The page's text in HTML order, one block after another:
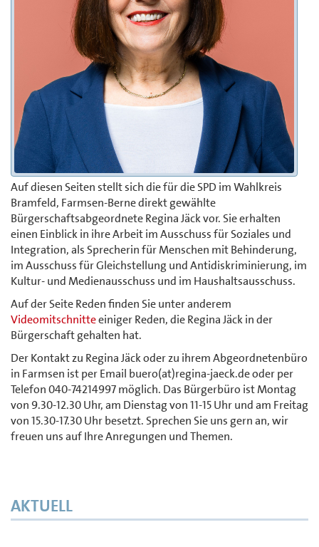
Auf diesen Seiten stellt sich die für die SPD im Wahlkreis
Bramfeld, Farmsen-Berne direkt gewählte
Bürgerschaftsabgeordnete Regina Jäck vor. Sie erhalten
einen Einblick in ihre Arbeit im Ausschuss für Soziales und
Integration, als Sprecherin für Menschen mit Behinderung,
im Ausschuss für Gleichstellung und Antidiskriminierung, im
Kultur- und Medienausschuss und im Haushaltsausschuss.
Auf der Seite Reden finden Sie unter anderem
Videomitschnitteeiniger Reden, die Regina Jäck in der
Bürgerschaft gehalten hat.
Der Kontakt zu Regina Jäck oder zu ihrem Abgeordnetenbüro
in Farmsen ist per Email buero(at)regina-jaeck.de oder per
Telefon 040-74214997 möglich. Das Bürgerbüro ist Montag
von 9.30-12.30 Uhr, am Dienstag von 11-15 Uhr und am Freitag
von 15.30-17.30 Uhr besetzt. Sprechen Sie uns gern an, wir
freuen uns auf Ihre Anregungen und Themen.
AKTUELL